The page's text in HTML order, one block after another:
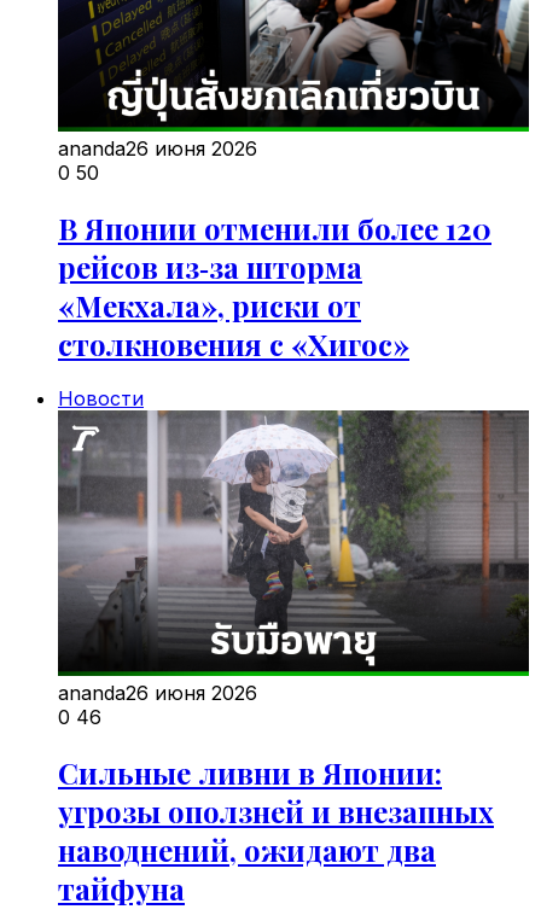
ananda26 июня 2026
0 50
В Японии отменили более 120
рейсов из‑за шторма
«Мекхала», риски от
столкновения с «Хигос»
Новости
ananda26 июня 2026
0 46
Сильные ливни в Японии:
угрозы оползней и внезапных
наводнений, ожидают два
тайфуна